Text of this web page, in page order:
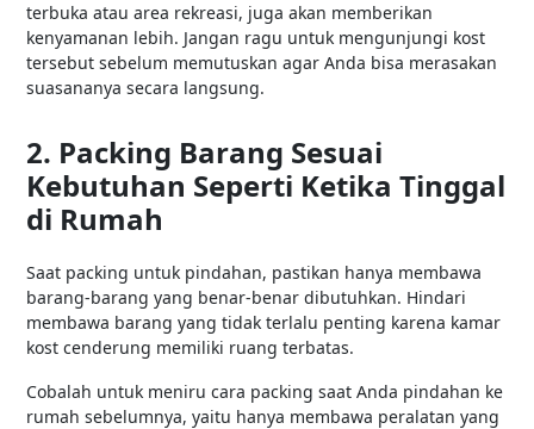
terbuka atau area rekreasi, juga akan memberikan
kenyamanan lebih. Jangan ragu untuk mengunjungi kost
tersebut sebelum memutuskan agar Anda bisa merasakan
suasananya secara langsung.
2. Packing Barang Sesuai
Kebutuhan Seperti Ketika Tinggal
di Rumah
Saat packing untuk pindahan, pastikan hanya membawa
barang-barang yang benar-benar dibutuhkan. Hindari
membawa barang yang tidak terlalu penting karena kamar
kost cenderung memiliki ruang terbatas.
Cobalah untuk meniru cara packing saat Anda pindahan ke
rumah sebelumnya, yaitu hanya membawa peralatan yang